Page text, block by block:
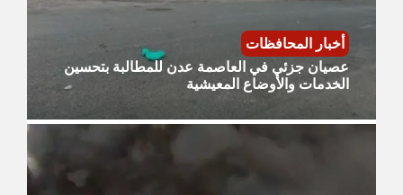
أخبار المحافظات
عصيان جزئي في العاصمة عدن للمطالبة بتحسين
الخدمات والأوضاع المعيشية